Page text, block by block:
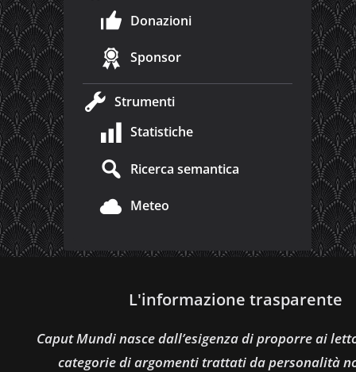
Donazioni
Sponsor
Strumenti
Statistiche
Ricerca semantica
Meteo
L'informazione trasparente
Caput Mundi nasce dall’esigenza di proporre ai
categorie di argomenti trattati da personalità